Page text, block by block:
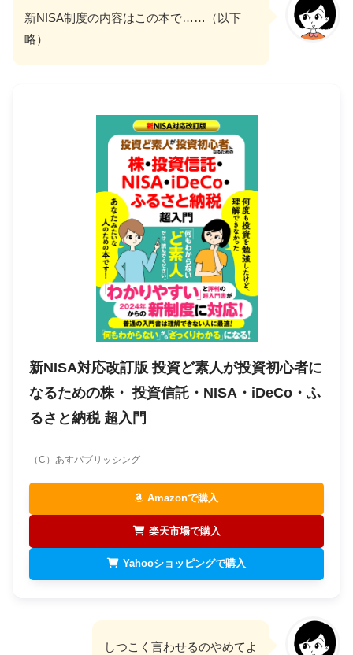
新NISA制度の内容はこの本で……（以下
略）
新NISA対応改訂版 投資ど素人が投資初心者に
なるための株・ 投資信託・NISA・iDeCo・ふ
るさと納税 超入門
（C）あすパブリッシング
Amazonで購入
楽天市場で購入
Yahooショッピングで購入
しつこく言わせるのやめてよ